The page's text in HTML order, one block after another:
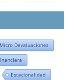
Micro Devaluaciones
Estacionalidad